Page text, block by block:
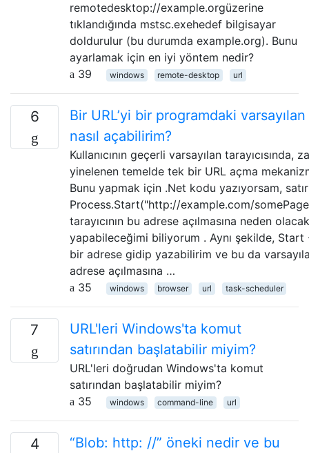
remotedesktop://example.orgüzerine
tıklandığında mstsc.exehedef bilgisayar
doldurulur (bu durumda example.org). Bunu
ayarlamak için en iyi yöntem nedir?
39
windows remote-desktop url
6
Bir URL’yi bir programdaki varsayılan
nasıl açabilirim?
Kullanıcının geçerli varsayılan tarayıcısında,
yinelenen temelde tek bir URL açma
Bunu yapmak için .Net kodu yazıyorsam,
Process.Start("http://example.com/
tarayıcının bu adrese açılmasına neden
yapabileceğimi biliyorum . Aynı şekilde, Start
bir adrese gidip yazabilirim ve bu da
adrese açılmasına …
35
windows browser url task-scheduler
7
URL'leri Windows'ta komut
satırından başlatabilir miyim?
URL'leri doğrudan Windows'ta komut
satırından başlatabilir miyim?
35
windows command-line url
4
“Blob: http: //” öneki nedir ve bu